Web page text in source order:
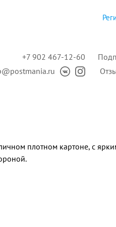
+7 902 467-12-60
плотном картоне, с